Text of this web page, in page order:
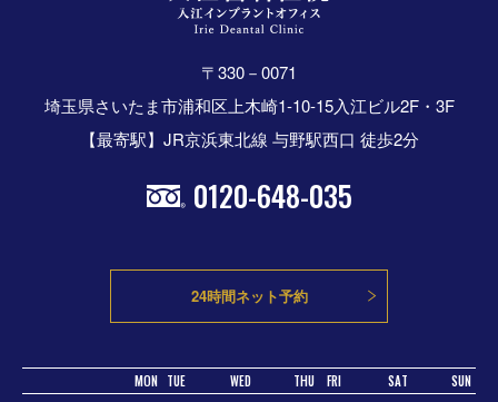
〒330－0071
埼玉県さいたま市浦和区上木崎1-10-15入江ビル2F・3F
【最寄駅】JR京浜東北線 与野駅西口 徒歩2分
0120-648-035
24時間ネット予約
MON TUE WED THU FRI SAT SUN